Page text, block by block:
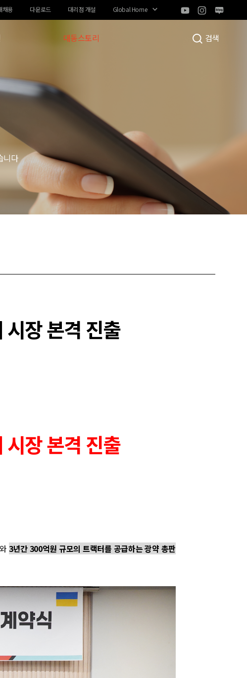
채용 다운로드 대리점 개설 Global Home
검색
대동스토리
니다
장 본격 진출
장 본격 진출
3년간 300억원 규모의 트랙터를 공급하는 광약 총판